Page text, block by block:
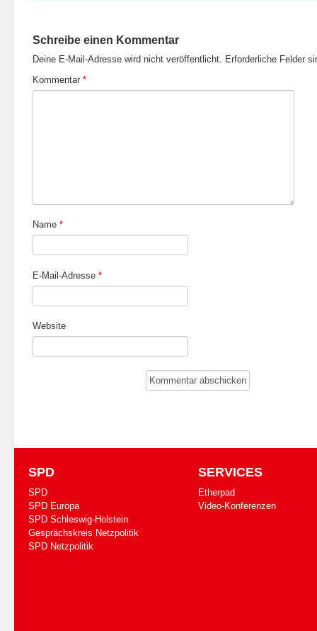
Schreibe einen Kommentar
Deine E-Mail-Adresse wird nicht veröffentlicht. Erforderliche Felder
Kommentar *
Name *
E-Mail-Adresse *
Website
SPD
SPD
SPD Europa
SPD Schleswig-Holstein
Gesprächskreis Netzpolitik
SPD Netzpolitik
SERVICES
Etherpad
Video-Konferenzen